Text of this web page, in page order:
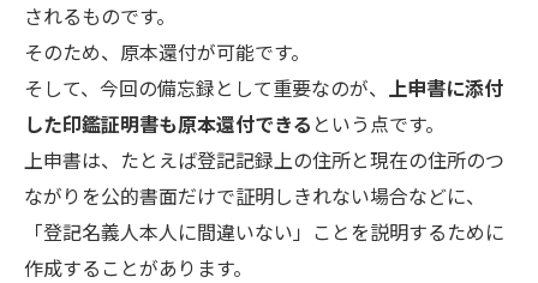
されるものです。
そのため、原本還付が可能です。
そして、今回の備忘録として重要なのが、 上申書に添付
した印鑑証明書も原本還付できる という点です。
上申書は、たとえば登記記録上の住所と現在の住所のつ
ながりを公的書面だけで証明しきれない場合などに、
「登記名義人本人に間違いない」ことを説明するために
作成することがあります。